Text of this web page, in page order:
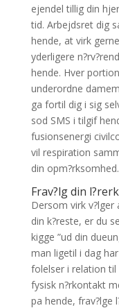
ejendel tillig din
tid. Arbejdsret dig
hende, at virk
yderligere
hende. Hver
underordne
ga fortil dig i sig
sod SMS i tilgif
fusionsenergi
vil respiration
din opm?rksomhed.
Frav?lg din
Dersom virk
din k?reste, er du
kigge ”ud din
man ligetil i dag
folelser i relation
fysisk n?rkontakt
pa hende, frav?lge